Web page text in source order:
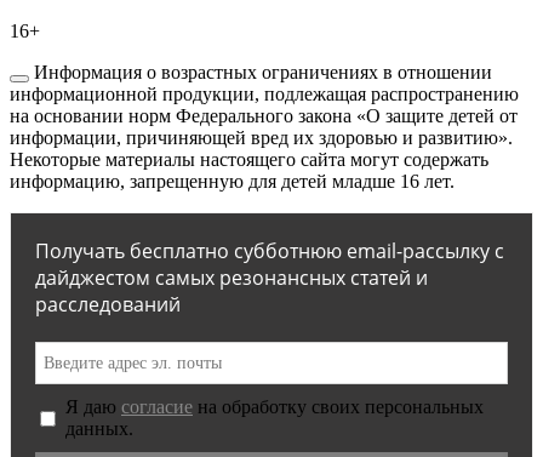
16+
Информация о возрастных ограничениях в отношении
информационной продукции, подлежащая распространению
на основании норм Федерального закона «О защите детей от
информации, причиняющей вред их здоровью и развитию».
Некоторые материалы настоящего сайта могут содержать
информацию, запрещенную для детей младше 16 лет.
Получать бесплатно субботнюю email-рассылку с
дайджестом самых резонансных статей и
расследований
Я даю согласие на обработку своих персональных
данных.